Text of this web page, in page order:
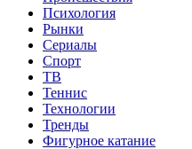
Психология
Рынки
Сериалы
Спорт
ТВ
Теннис
Технологии
Тренды
Фигурное катание